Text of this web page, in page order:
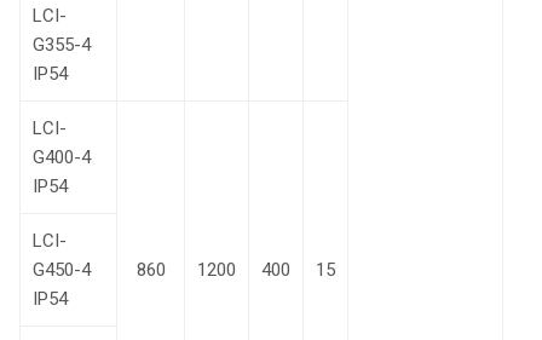
LCI-
G355-4
IP54
LCI-
G400-4
IP54
860 1200 400 15
LCI-
G450-4
IP54